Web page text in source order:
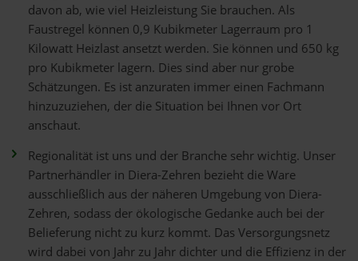
davon ab, wie viel Heizleistung Sie brauchen. Als
Faustregel können 0,9 Kubikmeter Lagerraum pro 1
Kilowatt Heizlast ansetzt werden. Sie können und 650 kg
pro Kubikmeter lagern. Dies sind aber nur grobe
Schätzungen. Es ist anzuraten immer einen Fachmann
hinzuzuziehen, der die Situation bei Ihnen vor Ort
anschaut.
Regionalität ist uns und der Branche sehr wichtig. Unser
Partnerhändler in Diera-Zehren bezieht die Ware
ausschließlich aus der näheren Umgebung von Diera-
Zehren, sodass der ökologische Gedanke auch bei der
Belieferung nicht zu kurz kommt. Das Versorgungsnetz
wird dabei von Jahr zu Jahr dichter und die Effizienz in der